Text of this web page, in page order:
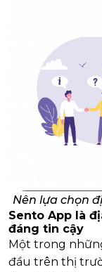
Nên lựa chọn
Sento App là
đáng tin cậy
Một trong
đầu trên thị